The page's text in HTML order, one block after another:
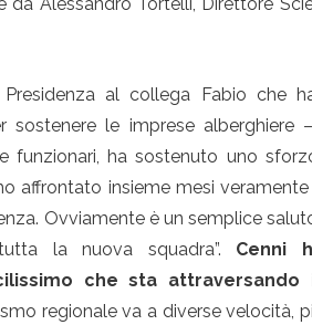
al collega Fabio che
sostenere le imprese alberghiere
funzionari, ha sostenuto uno
affrontato insieme mesi veramente
Ovviamente è un semplice
la nuova squadra”. Cenni
che sta attraversando
regionale va a diverse velocità,